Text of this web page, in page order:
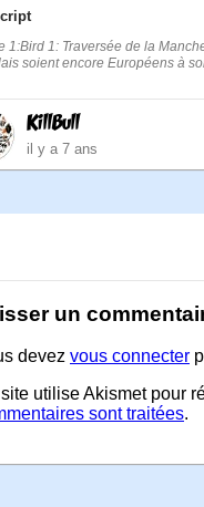
1:Bird 1: Traversée de la
soient encore Européens à
KillBull
il y a 7 ans
un
devez vous connecter
utilise Akismet pour
sont traitées.